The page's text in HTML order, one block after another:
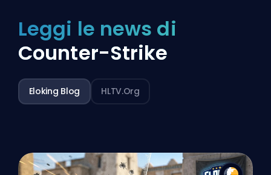
Leggi le news di
Counter-Strike
Eloking Blog HLTV.org